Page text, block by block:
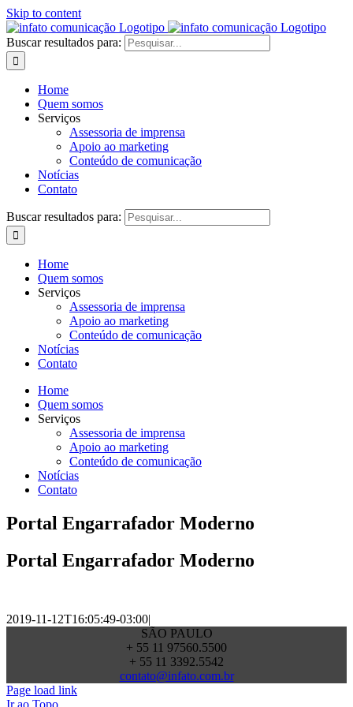
Skip to content
Buscar resultados para:
Home
Quem somos
Serviços
Assessoria de imprensa
Apoio ao marketing
Conteúdo de comunicação
Notícias
Contato
Buscar resultados para:
Home
Quem somos
Serviços
Assessoria de imprensa
Apoio ao marketing
Conteúdo de comunicação
Notícias
Contato
Home
Quem somos
Serviços
Assessoria de imprensa
Apoio ao marketing
Conteúdo de comunicação
Notícias
Contato
Portal Engarrafador Moderno
Portal Engarrafador Moderno
2019-11-12T16:05:49-03:00|
SÃO PAULO
+ 55 11 97560.5500
+ 55 11 3392.5542
contato@infato.com.br
Page load link
Ir ao Topo